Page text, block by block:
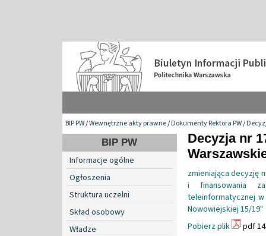
BIP PW/Wewnętrzne akty prawne/Dokumenty Rektora PW/
BIP PW
Informacje ogólne
Ogłoszenia
Struktura uczelni
Skład osobowy
Władze
Decyzja nr
zmieniająca decyzję
i finansowania
teleinformatycznej w
Nowowiejskiej 15/19"
Pobierz plik
pdf